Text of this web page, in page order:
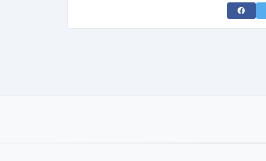
Share